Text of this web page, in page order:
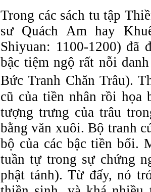
Trong các sách tu tập
sư Quách Am hay
Shiyuan: 1100-1200) đã
bậc tiệm ngộ rất nỗi
Bức Tranh Chăn Trâu).
cũ của tiền nhân rồi họa
tượng trưng của trâu
bằng văn xuôi. Bộ tranh
bộ của các bậc tiền bối.
tuần tự trong sự chứng
phật tánh). Từ đấy, nó